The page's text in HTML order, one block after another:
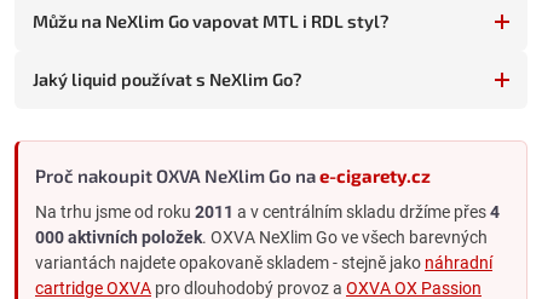
BOOST vs. ECO režim - co zvolit
BOOST REŽIM
Kratší výdrž baterie
Pro RDL a intenzivnější vapování
Můžu na NeXlim Go vapovat MTL i RDL styl?
Jaký liquid používat s NeXlim Go?
Proč nakoupit OXVA NeXlim Go nae-cigarety.cz
Na trhu jsme od roku 2011 a v centrálním skladu držíme přes4
000 aktivních položek. OXVA NeXlim Go ve všech barevných
variantách najdete opakovaně skladem - stejně jako náhradní
cartridge OXVA pro dlouhodobý provoz a OXVA OX Passion